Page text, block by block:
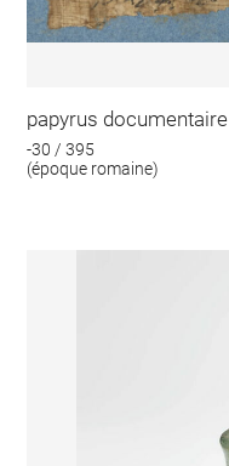
papyrus documentaire
-30 / 395
(époque romaine)